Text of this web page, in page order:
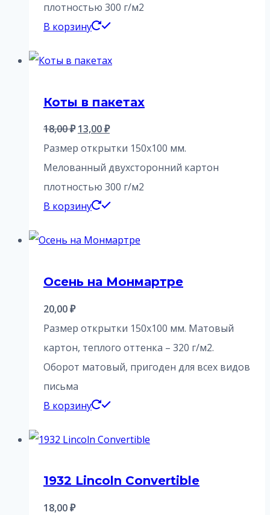
плотностью 300 г/м2
В корзину
Коты в пакетах
18,00₽ Первоначальная
цена
составляла
18,00 ₽.
13,00₽Текущая
цена:
13,00 ₽.
Размер открытки 150х100 мм.
Мелованный двухсторонний картон
плотностью 300 г/м2
В корзину
Осень на Монмартре
20,00₽
Размер открытки 150х100 мм. Матовый
картон, теплого оттенка – 320 г/м2.
Оборот матовый, пригоден для всех видов
письма
В корзину
1932 Lincoln Convertible
18,00₽